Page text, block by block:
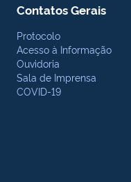
Contatos Gerais
Protocolo
Acesso à Informação
Ouvidoria
Sala de Imprensa
COVID-19